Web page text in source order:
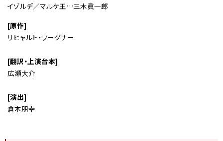
イゾルデ／マルケ王…三木眞一郎
[原作]
リヒャルト・ワーグナー
[翻訳・上演台本]
広瀬大介
[演出]
倉本朋幸